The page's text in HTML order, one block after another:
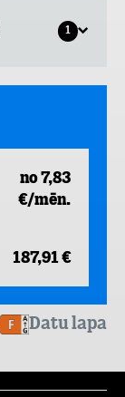
1
no 7,83
€/mēn.
187,91 €
Datu lapa